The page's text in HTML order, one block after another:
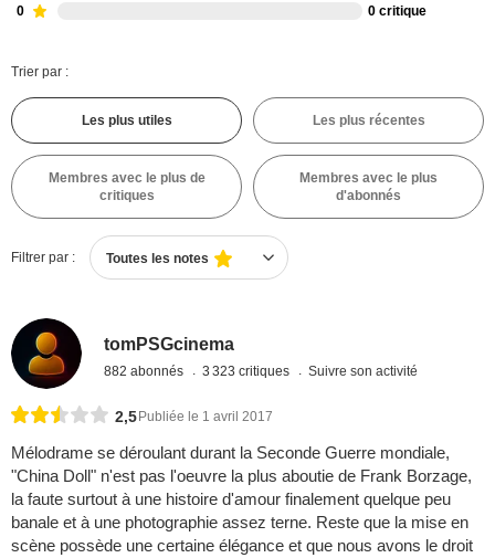
0 0 critique
Trier par :
Les plus utiles Les plus récentes
Membres avec le plus de
critiques
Membres avec le plus
d'abonnés
Filtrer par : Toutes les notes
tomPSGcinema
882 abonnés 3 323 critiques Suivre son activité
2,5 Publiée le 1 avril 2017
Mélodrame se déroulant durant la Seconde Guerre mondiale,
"China Doll" n'est pas l'oeuvre la plus aboutie de Frank Borzage,
la faute surtout à une histoire d'amour finalement quelque peu
banale et à une photographie assez terne. Reste que la mise en
scène possède une certaine élégance et que nous avons le droit